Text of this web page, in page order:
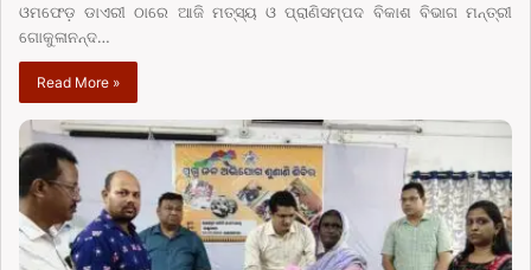
ଓମଫେଡ଼ ଡାଏରୀ ଠାରେ ଆଜି ମତ୍ସ୍ୟ ଓ ପ୍ରାଣିସମ୍ପଦ ବିକାଶ ବିଭାଗ ମନ୍ତ୍ରୀ
ଗୋକୁଳାନନ୍ଦ…
Read More »